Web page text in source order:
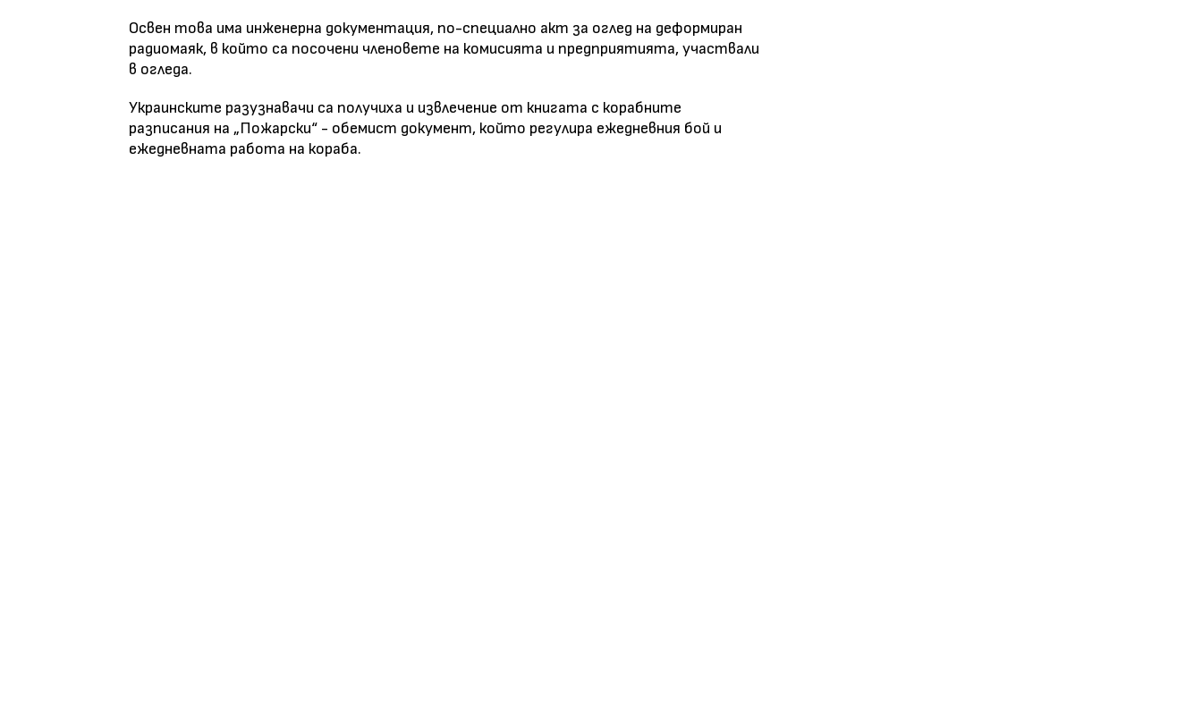
Освен това има инженерна документация, по-специално акт за оглед на деформиран
радиомаяк, в който са посочени членовете на комисията и предприятията, участвали
в огледа.
Украинските разузнавачи са получиха и извлечение от книгата с корабните
разписания на „Пожарски“ - обемист документ, който регулира ежедневния бой и
ежедневната работа на кораба.